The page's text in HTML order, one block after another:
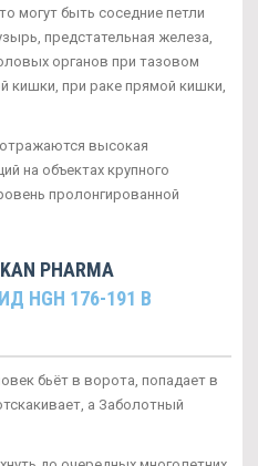
могут быть соседние петли
предстательная железа,
органов при тазовом
кишки, при раке прямой кишки,
отражаются высокая
на объектах крупного
пролонгированной
PHARMA
HGH 176-191 В
бьёт в ворота, попадает в
а Заболотный